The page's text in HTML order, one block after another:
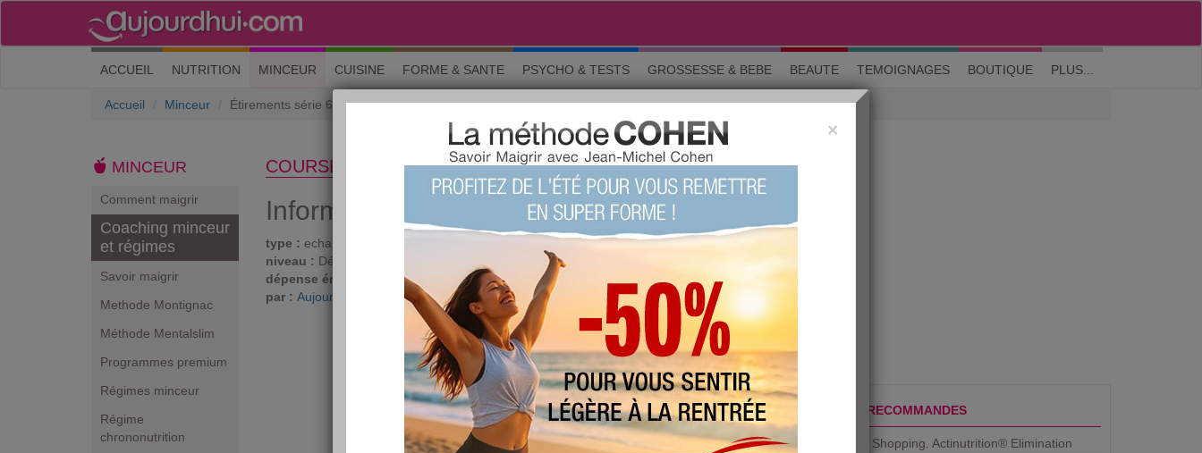
M'inscrire| Me connecter| ? Visite guidée
ACCUEIL (current)
NUTRITION MINCEUR CUISINE FORME & SANTE PSYCHO & TESTS GROSSESSE & BEBE BEAUTE TEMOIGNAGES BOUTIQUE PLUS...
Accueil Minceur Étirements série 6
MINCEUR
Comment maigrir
Coaching minceur
et régimes
Savoir maigrir
Methode Montignac
Méthode Mentalslim
Programmes premium
Régimes minceur
Régime
chrononutrition
COURSE À PIED
Informations générales
type : echauffements
niveau : Débutant
dépense énergétique : 308
proposée
par : Aujourdhui.com
favorite :130 fois
commentée :
votre avis sur ce produit ?
4
PRODUITS RECOMMANDES
Aujourdhui Shopping. Actinutrition® Elimination
×